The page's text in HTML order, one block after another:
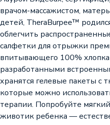
врачом-массажистом,
детей, TheraBurpee™
облегчить
салфетки для отрыжки
впитывающего 100% хлопка
разработанными
хранятся гелевые пакеты с
которые можно
терапии. Попробуйте
животик ребенка —